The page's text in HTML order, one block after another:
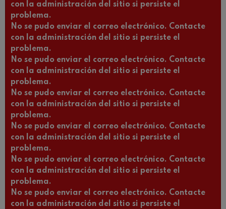
con la administración del sitio si persiste el
problema.
No se pudo enviar el correo electrónico. Contacte
con la administración del sitio si persiste el
problema.
No se pudo enviar el correo electrónico. Contacte
con la administración del sitio si persiste el
problema.
No se pudo enviar el correo electrónico. Contacte
con la administración del sitio si persiste el
problema.
No se pudo enviar el correo electrónico. Contacte
con la administración del sitio si persiste el
problema.
No se pudo enviar el correo electrónico. Contacte
con la administración del sitio si persiste el
problema.
No se pudo enviar el correo electrónico. Contacte
con la administración del sitio si persiste el